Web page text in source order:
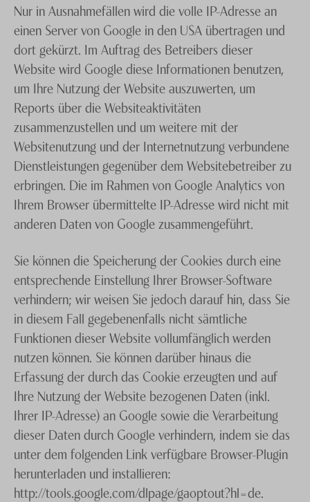
Nur in Ausnahmefällen wird die volle IP-Adresse an
einen Server von Google in den USA übertragen und
dort gekürzt. Im Auftrag des Betreibers dieser
Website wird Google diese Informationen benutzen,
um Ihre Nutzung der Website auszuwerten, um
Reports über die Websiteaktivitäten
zusammenzustellen und um weitere mit der
Websitenutzung und der Internetnutzung verbundene
Dienstleistungen gegenüber dem Websitebetreiber zu
erbringen. Die im Rahmen von Google Analytics von
Ihrem Browser übermittelte IP-Adresse wird nicht mit
anderen Daten von Google zusammengeführt.
Sie können die Speicherung der Cookies durch eine
entsprechende Einstellung Ihrer Browser-Software
verhindern; wir weisen Sie jedoch darauf hin, dass Sie
in diesem Fall gegebenenfalls nicht sämtliche
Funktionen dieser Website vollumfänglich werden
nutzen können. Sie können darüber hinaus die
Erfassung der durch das Cookie erzeugten und auf
Ihre Nutzung der Website bezogenen Daten (inkl.
Ihrer IP-Adresse) an Google sowie die Verarbeitung
dieser Daten durch Google verhindern, indem sie das
unter dem folgenden Link verfügbare Browser-Plugin
herunterladen und installieren:
http://tools.google.com/dlpage/gaoptout?hl=de.